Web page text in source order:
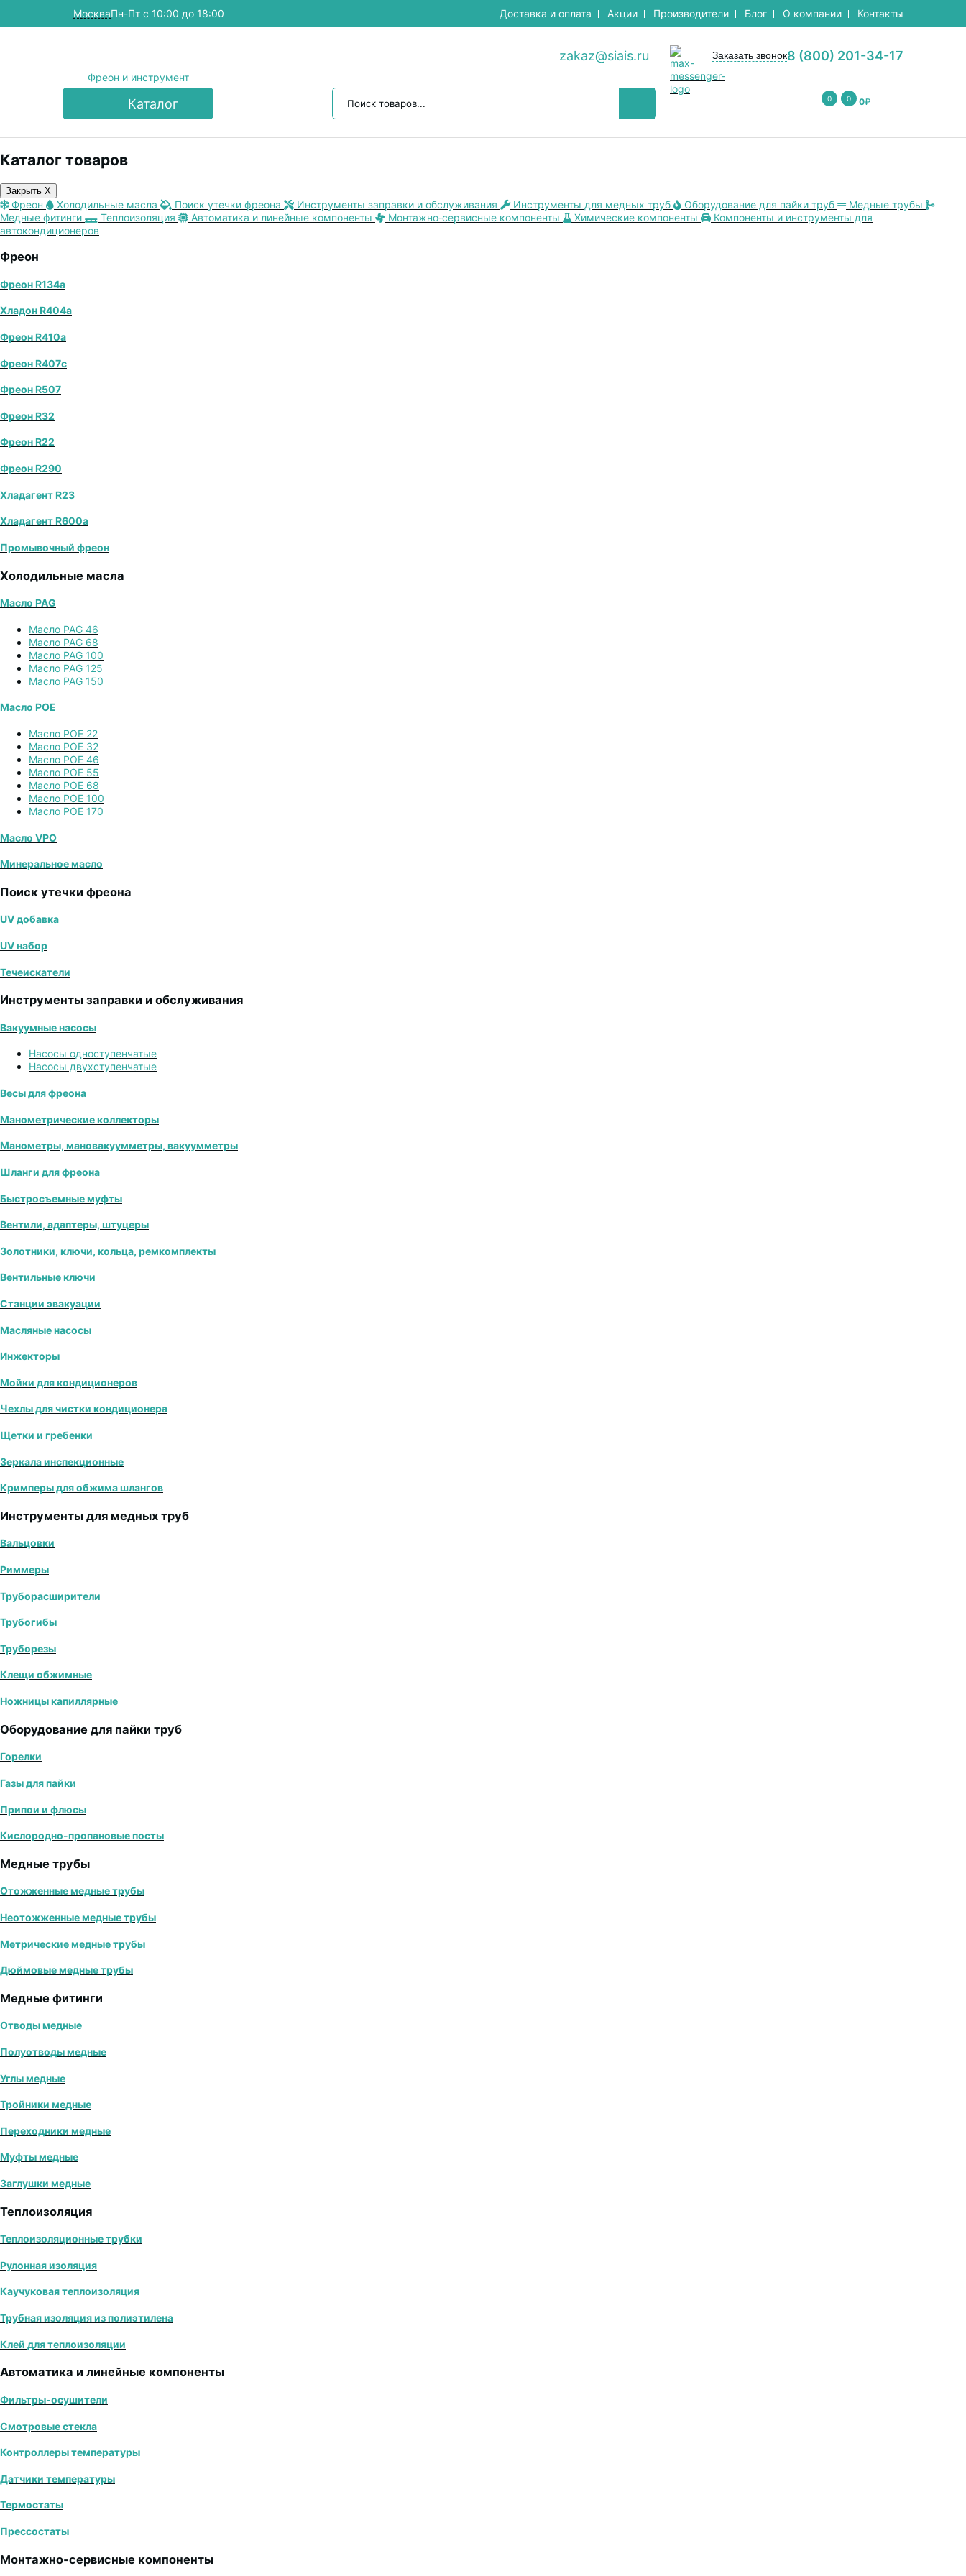
МоскваПн-Пт с 10:00 до 18:00 Доставка и оплата Акции Производители Блог О компании Контакты
Фреон и инструмент
zakaz@siais.ru 8 (800) 201-34-17
Заказать звонок
Каталог 0 0 0₽
Каталог товаров
Закрыть X
Фреон Холодильные масла Поиск утечки фреона Инструменты заправки и обслуживания Инструменты для медных труб Оборудование для пайки труб
Медные трубы
Медные фитинги
Теплоизоляция Автоматика и линейные компоненты Монтажно‑сервисные компоненты Химические компоненты
Компоненты и инструменты для
автокондиционеров
Фреон
Фреон R134a
Хладон R404a
Фреон R410a
Фреон R407с
Фреон R507
Фреон R32
Фреон R22
Фреон R290
Хладагент R23
Хладагент R600a
Промывочный фреон
Холодильные масла
Масло PAG
Масло PAG 46
Масло PAG 68
Масло PAG 100
Масло PAG 125
Масло PAG 150
Масло POE
Масло POE 22
Масло POE 32
Масло POE 46
Масло POE 55
Масло POE 68
Масло POE 100
Масло POE 170
Масло VPO
Минеральное масло
Поиск утечки фреона
UV добавка
UV набор
Течеискатели
Инструменты заправки и обслуживания
Вакуумные насосы
Насосы одноступенчатые
Насосы двухступенчатые
Весы для фреона
Манометрические коллекторы
Манометры, мановакуумметры, вакуумметры
Шланги для фреона
Быстросъемные муфты
Вентили, адаптеры, штуцеры
Золотники, ключи, кольца, ремкомплекты
Вентильные ключи
Станции эвакуации
Масляные насосы
Инжекторы
Мойки для кондиционеров
Чехлы для чистки кондиционера
Щетки и гребенки
Зеркала инспекционные
Кримперы для обжима шлангов
Инструменты для медных труб
Вальцовки
Риммеры
Труборасширители
Трубогибы
Труборезы
Клещи обжимные
Ножницы капиллярные
Оборудование для пайки труб
Горелки
Газы для пайки
Припои и флюсы
Кислородно-пропановые посты
Медные трубы
Отожженные медные трубы
Неотожженные медные трубы
Метрические медные трубы
Дюймовые медные трубы
Медные фитинги
Отводы медные
Полуотводы медные
Углы медные
Тройники медные
Переходники медные
Муфты медные
Заглушки медные
Теплоизоляция
Теплоизоляционные трубки
Рулонная изоляция
Каучуковая теплоизоляция
Трубная изоляция из полиэтилена
Клей для теплоизоляции
Автоматика и линейные компоненты
Фильтры-осушители
Смотровые стекла
Контроллеры температуры
Датчики температуры
Термостаты
Прессостаты
Монтажно‑сервисные компоненты